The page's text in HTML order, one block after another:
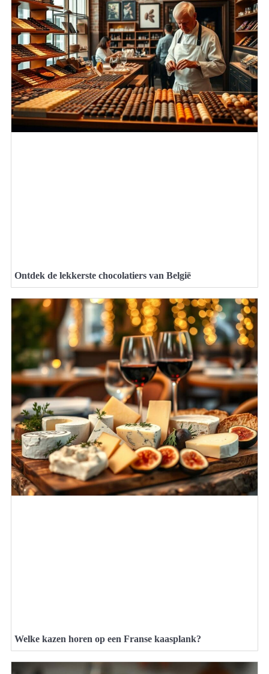
Ontdek de lekkerste chocolatiers van België
Welke kazen horen op een Franse kaasplank?